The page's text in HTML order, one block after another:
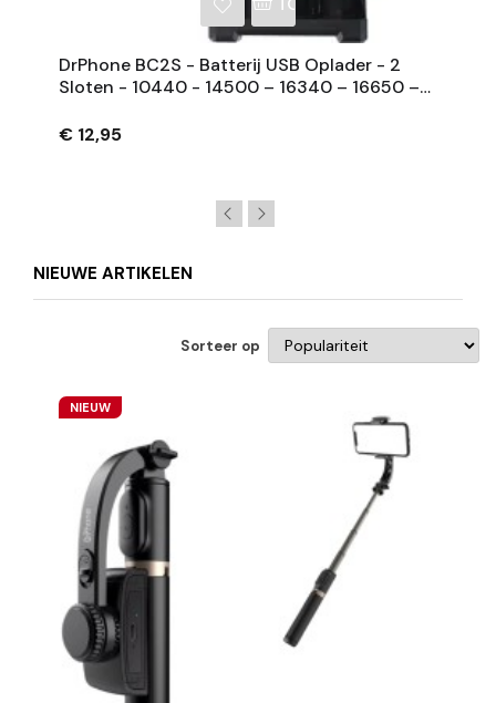
DrPhone BC2S - Batterij USB Oplader - 2
Sloten - 10440 - 14500 – 16340 – 16650 –
€ 12,95
NIEUWE ARTIKELEN
Sorteer op
NIEUW